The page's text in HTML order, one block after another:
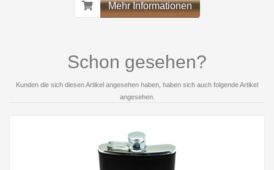
Mehr Informationen
Schon gesehen?
Kunden die sich diesen Artikel angesehen haben, haben sich auch folgende Artikel
angesehen.